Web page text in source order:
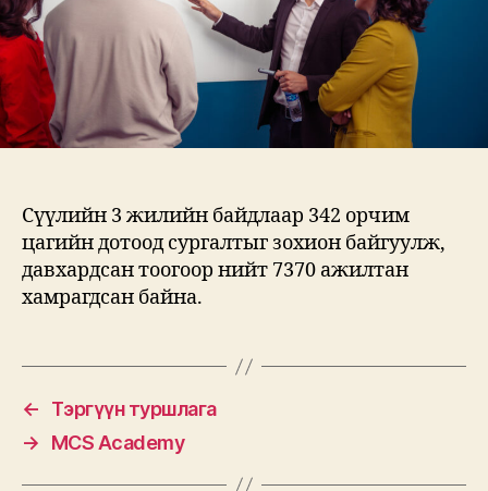
Сүүлийн 3 жилийн байдлаар 342 орчим
цагийн дотоод сургалтыг зохион байгуулж,
давхардсан тоогоор нийт 7370 ажилтан
хамрагдсан байна.
←
Тэргүүн туршлага
→
MCS Academy